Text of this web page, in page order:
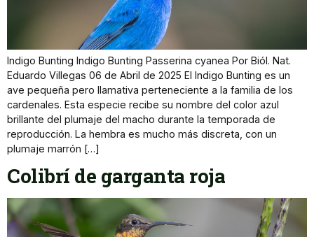
Indigo Bunting Indigo Bunting Passerina cyanea Por Biól. Nat.
Eduardo Villegas 06 de Abril de 2025 El Indigo Bunting es un
ave pequeña pero llamativa perteneciente a la familia de los
cardenales. Esta especie recibe su nombre del color azul
brillante del plumaje del macho durante la temporada de
reproducción. La hembra es mucho más discreta, con un
plumaje marrón […]
Colibrí de garganta roja